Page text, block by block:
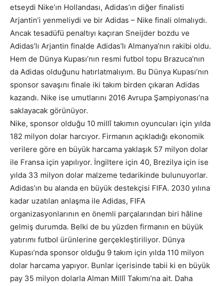
etseydi Nike’ın Hollandası, Adidas’ın diğer finalisti
Arjantin’i yenmeliydi ve bir Adidas – Nike finali olmalıydı.
Ancak tesadüfü penaltıyı kaçıran Sneijder bozdu ve
Adidas’lı Arjantin finalde Adidas’lı Almanya’nın rakibi oldu.
Hem de Dünya Kupası’nın resmi futbol topu Brazuca’nın
da Adidas olduğunu hatırlatmalıyım. Bu Dünya Kupası’nın
sponsor savaşını finale iki takım birden çıkaran Adidas
kazandı. Nike ise umutlarını 2016 Avrupa Şampiyonası’na
saklayacak görünüyor.
Nike, sponsor olduğu 10 millî takımın oyuncuları için yılda
182 milyon dolar harcıyor. Firmanın açıkladığı ekonomik
verilere göre en büyük harcama yaklaşık 57 milyon dolar
ile Fransa için yapılıyor. İngiltere için 40, Brezilya için ise
yılda 33 milyon dolar malzeme tedarikinde bulunuyorlar.
Adidas’ın bu alanda en büyük destekçisi FIFA. 2030 yılına
kadar uzatılan anlaşma ile Adidas, FIFA
organizasyonlarının en önemli parçalarından biri hâline
gelmiş durumda. Belki de bu yüzden firmanın en büyük
yatırımı futbol ürünlerine gerçekleştiriliyor. Dünya
Kupası’nda sponsor olduğu 9 takım için yılda 110 milyon
dolar harcama yapıyor. Bunlar içerisinde tabii ki en büyük
pay 35 milyon dolarla Alman Millî Takımı’na ait. Daha